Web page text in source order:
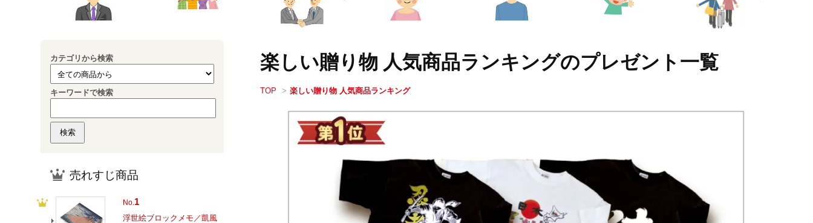
楽しい贈り物 人気商品ランキングのプレゼント一覧
TOP > 楽しい贈り物 人気商品ランキング
カテゴリから検索
キーワードで検索
売れすじ商品
No. 1
浮世絵ブロックメモ／凱風